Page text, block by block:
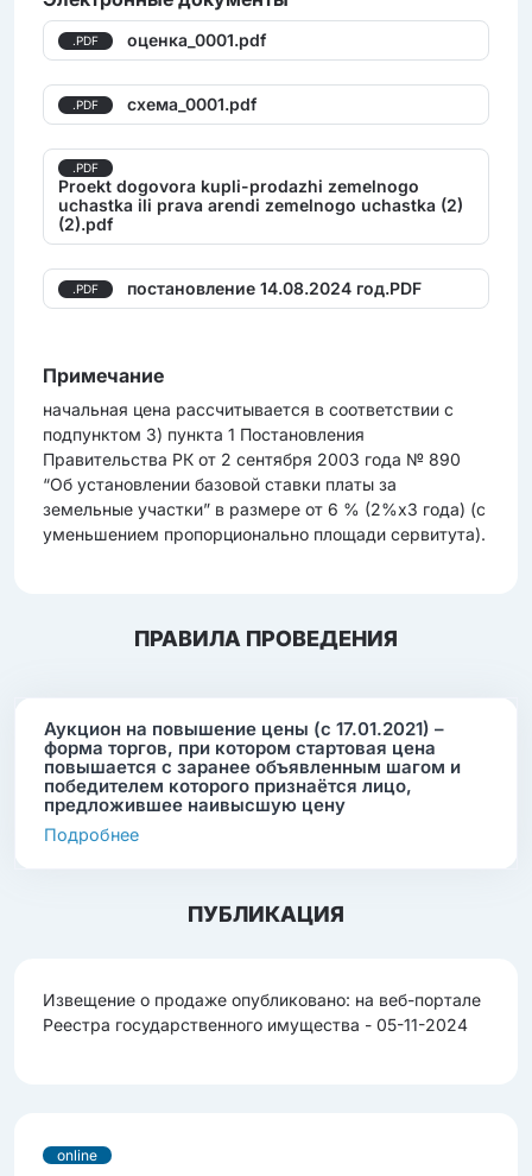
.PDF оценка_0001.pdf
.PDF схема_0001.pdf
.PDF
Proekt dogovora kupli-prodazhi zemelnogo
uchastka ili prava arendi zemelnogo uchastka (2)
(2).pdf
.PDF постановление 14.08.2024 год.PDF
Примечание
начальная цена рассчитывается в соответствии с
подпунктом 3) пункта 1 Постановления
Правительства РК от 2 сентября 2003 года № 890
“Об установлении базовой ставки платы за
земельные участки” в размере от 6 % (2%x3 года) (с
уменьшением пропорционально площади сервитута).
ПРАВИЛА ПРОВЕДЕНИЯ
Аукцион на повышение цены (с 17.01.2021) –
форма торгов, при котором стартовая цена
повышается с заранее объявленным шагом и
победителем которого признаётся лицо,
предложившее наивысшую цену
Подробнее
ПУБЛИКАЦИЯ
Извещение о продаже опубликовано: на веб-портале
Реестра государственного имущества - 05-11-2024
online